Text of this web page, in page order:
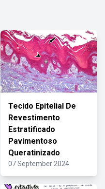
Tecido Epitelial De
Revestimento
Estratificado
Pavimentoso
Queratinizado
07 September 2024